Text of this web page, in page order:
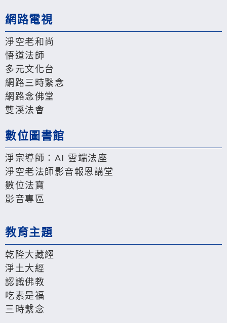
網路電視
淨空老和尚
悟道法師
多元文化台
網路三時繫念
網路念佛堂
雙溪法會
數位圖書館
淨宗導師：AI 雲端法座
淨空老法師影音報恩講堂
數位法寶
影音專區
教育主題
乾隆大藏經
淨土大經
認識佛教
吃素是福
三時繫念